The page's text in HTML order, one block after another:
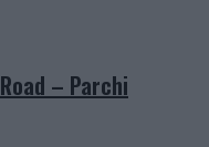
– Parchi